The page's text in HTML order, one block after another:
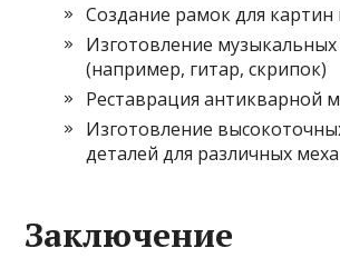
Создание рамок для картин
Изготовление
(например, гитар, скрипок)
Реставрация антикварной
Изготовление
деталей для различных
Заключение